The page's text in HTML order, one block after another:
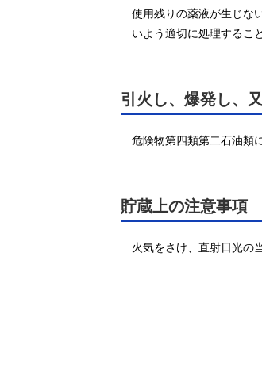
使用残りの薬液が生じな
いよう適切に処理すること
引火し、爆発し、
危険物第四類第二石油類
貯蔵上の注意事項
火気をさけ、直射日光の